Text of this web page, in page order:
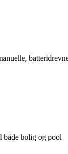
både bolig og pool